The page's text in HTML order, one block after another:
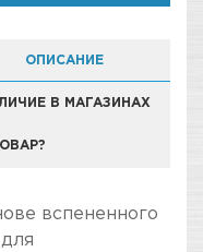
ОПИСАНИЕ
В МАГАЗИНАХ
ЯВЛЯЕТСЯ
БРЕНДА H7
вспененного